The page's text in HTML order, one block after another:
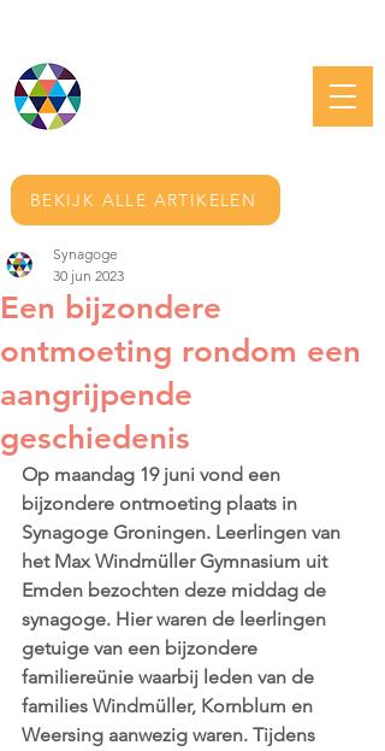
BEKIJK ALLE ARTIKELEN
Een bijzondere
ontmoeting rondom een
aangrijpende
geschiedenis
Synagoge
30 jun 2023
Op maandag 19 juni vond een
bijzondere ontmoeting plaats in
Synagoge Groningen. Leerlingen van
het Max Windmüller Gymnasium uit
Emden bezochten deze middag de
synagoge. Hier waren de leerlingen
getuige van een bijzondere
familiereünie waarbij leden van de
families Windmüller, Kornblum en
Weersing aanwezig waren. Tijdens